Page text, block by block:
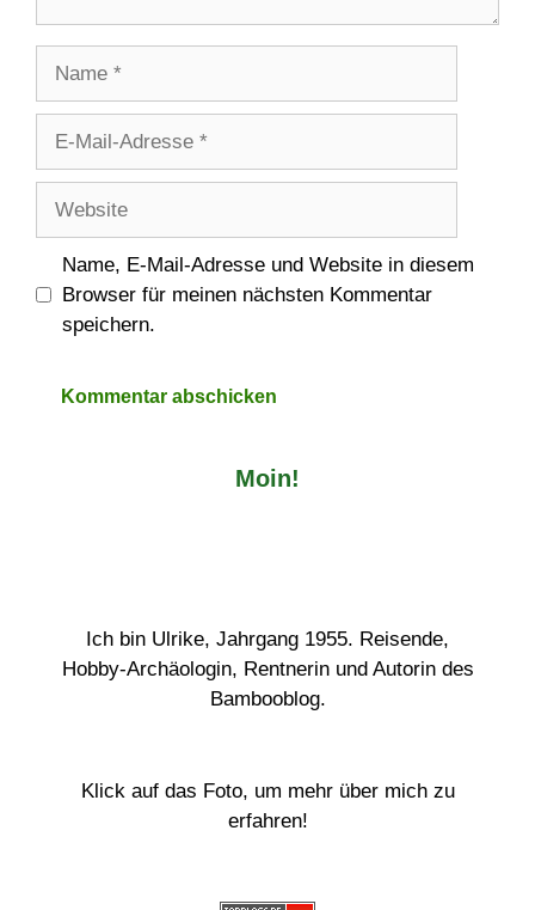
Adresse
Name, E-Mail-Adresse und Website in diesem
Browser für meinen nächsten Kommentar
speichern.
Moin!
Ich bin Ulrike, Jahrgang 1955. Reisende,
Hobby-Archäologin, Rentnerin und Autorin des
Bambooblog.
Klick auf das Foto, um mehr über mich zu
erfahren!